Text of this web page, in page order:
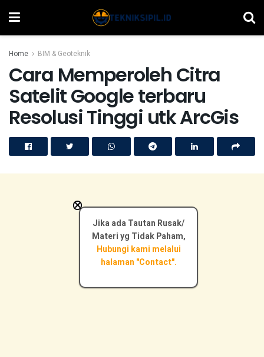
Home BIM & Geoteknik
Cara Memperoleh Citra
Satelit Google terbaru
Resolusi Tinggi utk ArcGis
Jika ada Tautan Rusak/
Materi yg Tidak Paham,
Hubungi kami melalui
halaman "Contact".
×